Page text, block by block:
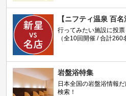
【ニフティ温泉 百名
行ってみたい施設に投
（全10回開催 / 合計260
岩盤浴特集
日本全国の岩盤浴情報
検索！